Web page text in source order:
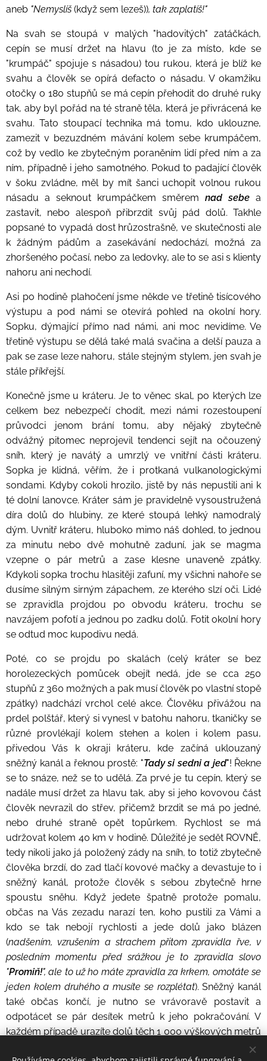
aneb "Nemyslíš (když sem lezeš)), tak zaplatíš!"
Na svah se stoupá v malých "hadovitých" zatáčkách,
cepín se musí držet na hlavu (to je za místo, kde se
"krumpáč" spojuje s násadou) tou rukou, která je blíž ke
svahu a člověk se opírá defacto o násadu. V okamžiku
otočky o 180 stupňů se má cepín přehodit do druhé ruky
tak, aby byl pořád na té straně těla, která je přivrácená ke
svahu. Tato stoupací technika má tomu, kdo uklouzne,
zamezit v bezuzdném mávání kolem sebe krumpáčem,
což by vedlo ke zbytečným poraněním lidí před ním a za
ním, případně i jeho samotného. Pokud to padající člověk
v šoku zvládne, měl by mít šanci uchopit volnou rukou
násadu a seknout krumpáčkem směrem nad sebe a
zastavit, nebo alespoň přibrzdit svůj pád dolů. Takhle
popsané to vypadá dost hrůzostrašně, ve skutečnosti ale
k žádným pádům a zasekávání nedochází, možná za
zhoršeného počasí, nebo za ledovky, ale to se asi s klienty
nahoru ani nechodí.
Asi po hodině plahočení jsme někde ve třetině tisícového
výstupu a pod námi se otevírá pohled na okolní hory.
Sopku, dýmající přímo nad námi, ani moc nevidíme. Ve
třetině výstupu se dělá také malá svačina a delší pauza a
pak se zase leze nahoru, stále stejným stylem, jen svah je
stále příkřejší.
Konečně jsme u kráteru. Je to věnec skal, po kterých lze
celkem bez nebezpečí chodit, mezi námi rozestoupení
průvodci jenom brání tomu, aby nějaký zbytečně
odvážný pitomec neprojevil tendenci sejít na očouzený
sníh, který je navátý a umrzlý ve vnitřní části kráteru.
Sopka je klidná, věřím, že i protkaná vulkanologickými
sondami. Kdyby cokoli hrozilo, jistě by nás nepustili ani k
té dolní lanovce. Kráter sám je pravidelně vysoustružená
díra dolů do hlubiny, ze které stoupá lehký namodralý
dým. Uvnitř kráteru, hluboko mimo náš dohled, to jednou
za minutu nebo dvě mohutně zaduní, jak se magma
vzepne o pár metrů a zase klesne unaveně zpátky.
Kdykoli sopka trochu hlasitěji zafuní, my všichni nahoře se
dusíme silným sirným zápachem, ze kterého slzí oči. Lidé
se zpravidla projdou po obvodu kráteru, trochu se
navzájem pofotí a jednou po zadku dolů. Fotit okolní hory
se odtud moc kupodivu nedá.
Poté, co se projdu po skalách (celý kráter se bez
horolezeckých pomůcek obejít nedá, jde se cca 250
stupňů z 360 možných a pak musí člověk po vlastní stopě
zpátky) nadchází vrchol celé akce. Člověku přivážou na
prdel polštář, který si vynesl v batohu nahoru, tkaničky se
různé provlékají kolem stehen a kolen i kolem pasu,
přivedou Vás k okraji kráteru, kde začíná uklouzaný
sněžný kanál a řeknou prostě: "Tady si sedni a jeď"! Řekne
se to snáze, než se to udělá. Za prvé je tu cepín, který se
nadále musí držet za hlavu tak, aby si jeho kovovou část
člověk nevrazil do střev, přičemž brzdit se má po jedné,
nebo druhé straně opět topůrkem. Rychlost se má
udržovat kolem 40 km v hodině. Důležité je sedět ROVNĚ,
tedy nikoli jako já položený zády na sníh, to totiž zbytečně
člověka brzdí, do zad tlačí kovové mačky a devastuje to i
sněžný kanál, protože člověk s sebou zbytečně hrne
spoustu sněhu. Když jedete špatně protože pomalu,
občas na Vás zezadu narazí ten, koho pustili za Vámi a
kdo se tak nebojí rychlosti a jede dolů jako blázen
(nadšením, vzrušením a strachem přitom zpravidla řve, v
posledním momentu před srážkou je to zpravidla slovo
"Promiň!", ale to už ho máte zpravidla za krkem, omotáte se
jeden kolem druhého a musíte se rozplétat). Sněžný kanál
také občas končí, je nutno se vrávoravě postavit a
odpotácet se pár desítek metrů k jeho pokračování. V
každém případě urazíte dolů těch 1 000 výškových metrů